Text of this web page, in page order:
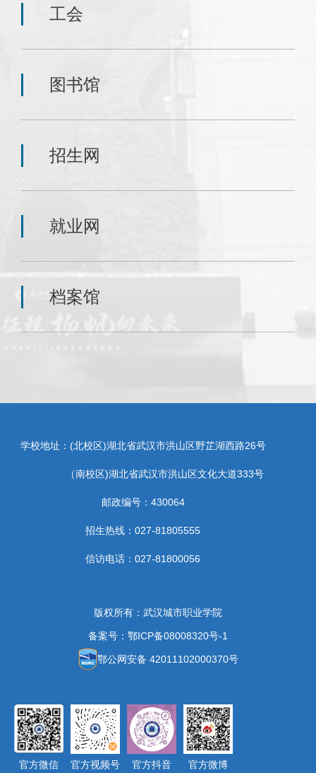
工会
图书馆
招生网
就业网
档案馆
学校地址：(北校区)湖北省武汉市洪山区野芷湖西路26号
（南校区)湖北省武汉市洪山区文化大道333号
邮政编号：430064
招生热线：027-81805555
信访电话：027-81800056
版权所有：武汉城市职业学院
备案号：鄂ICP备08008320号-1
鄂公网安备 42011102000370号
官方微信 官方视频号 官方抖音 官方微博